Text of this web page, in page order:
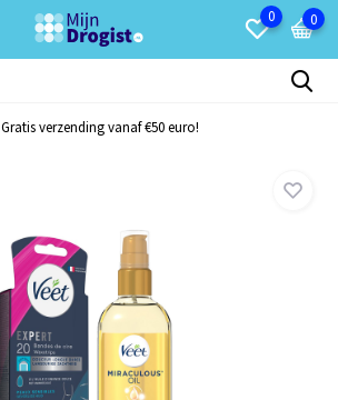
0 0
Gratis verzending vanaf €50 euro!